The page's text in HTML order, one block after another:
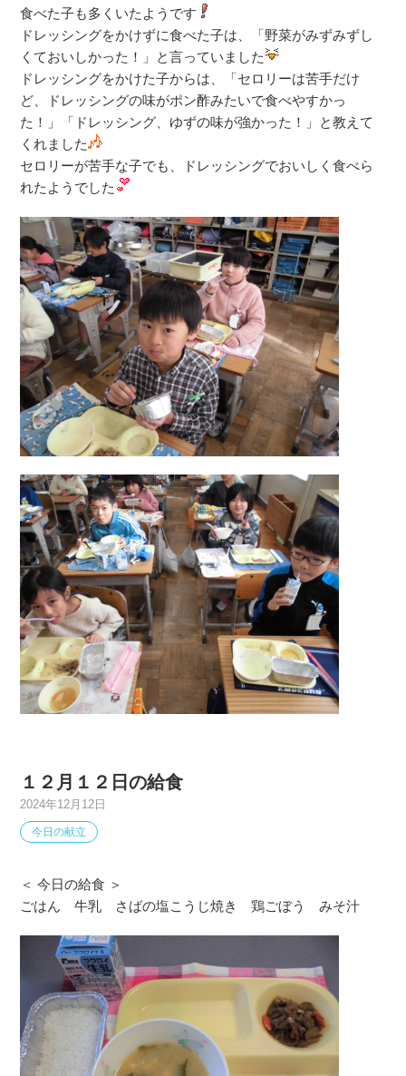
食べた子も多くいたようです
ドレッシングをかけずに食べた子は、「野菜がみずみずし
くておいしかった！」と言っていました
ドレッシングをかけた子からは、「セロリーは苦手だけ
ど、ドレッシングの味がポン酢みたいで食べやすかっ
た！」「ドレッシング、ゆずの味が強かった！」と教えて
くれました
セロリーが苦手な子でも、ドレッシングでおいしく食べら
れたようでした
１２月１２日の給食
2024年12月12日
今日の献立
＜ 今日の給食 ＞
ごはん 牛乳 さばの塩こうじ焼き 鶏ごぼう みそ汁